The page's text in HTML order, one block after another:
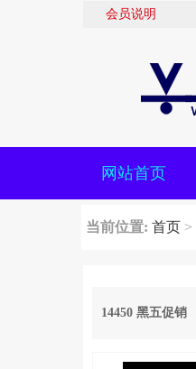
会员说明
网站首页
当前位置: 首页 >
14450 黑五促销